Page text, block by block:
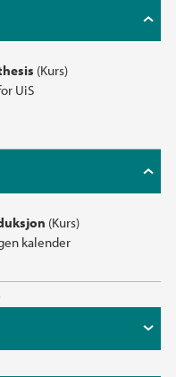
(Kurs)
UiS
(Kurs)
kalender